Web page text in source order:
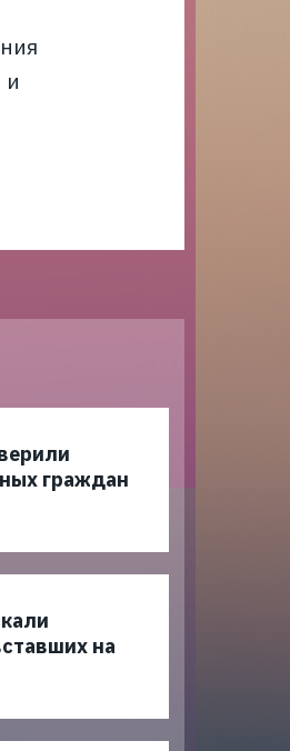
и
граждан
на